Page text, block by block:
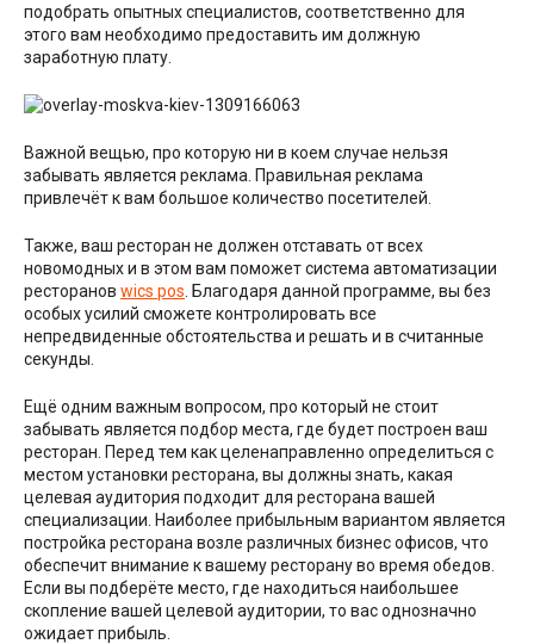
подобрать опытных специалистов, соответственно для
этого вам необходимо предоставить им должную
заработную плату.
Важной вещью, про которую ни в коем случае нельзя
забывать является реклама. Правильная реклама
привлечёт к вам большое количество посетителей.
Также, ваш ресторан не должен отставать от всех
новомодных и в этом вам поможет система автоматизации
ресторанов wics pos . Благодаря данной программе, вы без
особых усилий сможете контролировать все
непредвиденные обстоятельства и решать и в считанные
секунды.
Ещё одним важным вопросом, про который не стоит
забывать является подбор места, где будет построен ваш
ресторан. Перед тем как целенаправленно определиться с
местом установки ресторана, вы должны знать, какая
целевая аудитория подходит для ресторана вашей
специализации. Наиболее прибыльным вариантом является
постройка ресторана возле различных бизнес офисов, что
обеспечит внимание к вашему ресторану во время обедов.
Если вы подберёте место, где находиться наибольшее
скопление вашей целевой аудитории, то вас однозначно
ожидает прибыль.